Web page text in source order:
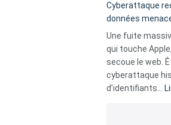
Cyberattaque
données
Une fuite
qui touche
secoue le web.
cyberattaque
d’identifiants…